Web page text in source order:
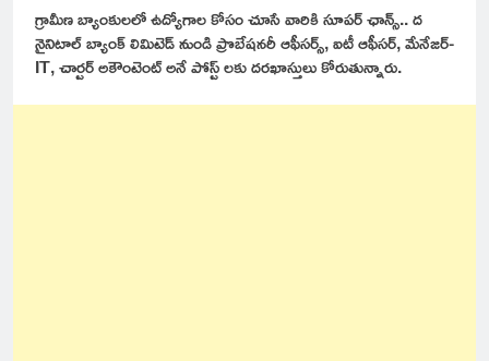
గ్రామీణ బ్యాంకులలో ఉద్యోగాల కోసం చూసే వారికి సూపర్ ఛాన్స్.. ద
నైనిటాల్ బ్యాంక్ లిమిటెడ్ నుండి ప్రొబేషనరీ ఆఫీసర్స్, ఐటీ ఆఫీసర్, మేనేజర్-
IT, చార్టర్ అకౌంటెంట్ అనే పోస్ట్ లకు దరఖాస్తులు కోరుతున్నారు.